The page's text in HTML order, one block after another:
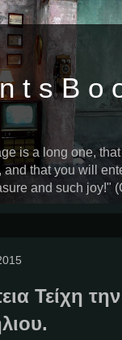
t s B o
is a long one,
and that you will
and such joy!"
Τείχη